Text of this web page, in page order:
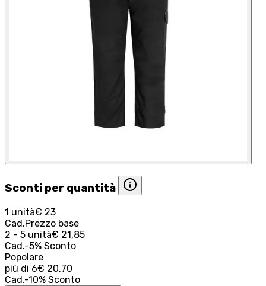
Sconti per quantità
1 unità€ 23
Cad.Prezzo base
2 - 5 unità€ 21,85
Cad.-5% Sconto
Popolare
più di 6€ 20,70
Cad.-10% Sconto